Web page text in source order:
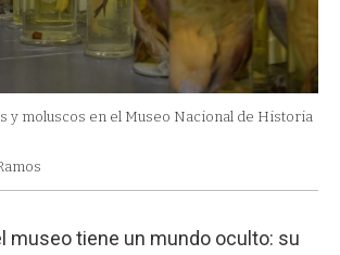
y moluscos en el Museo Nacional de Historia
museo tiene un mundo oculto: su